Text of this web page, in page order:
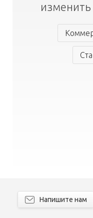
изменить
Напишите нам